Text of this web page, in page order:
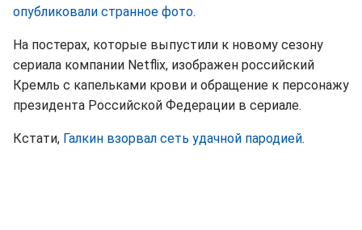
опубликовали странное фото.
На постерах, которые выпустили к новому сезону
сериала компании Netflix, изображен российский
Кремль с капельками крови и обращение к персонажу
президента Российской Федерации в сериале.
Кстати, Галкин взорвал сеть удачной пародией.